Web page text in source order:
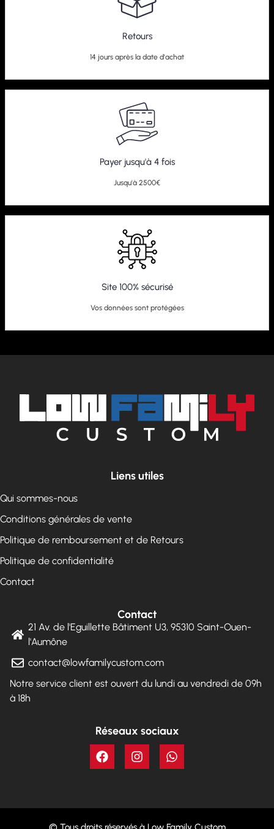
Retours
14 jours après la date d'achat
Payer jusqu'à 4 fois
Jusqu'à 2500€
Site 100% sécurisé
Vos données sont protégées
Liens utiles
Qui sommes-nous
Conditions générales de vente
Politique de remboursement et de Retours
Politique de confidentialité
Contact
Contact
21 Av. de l'Eguillette Bâtiment U3, 95310 Saint-Ouen-
l'Aumône
contact@lowfamilycustom.com
Notre service client est ouvert du lundi au vendredi de 09h
à 18h
Réseaux sociaux